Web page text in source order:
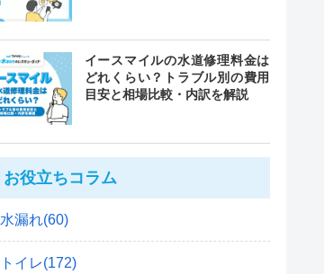
イースマイルの水道修理料金は
どれくらい？トラブル別の費用
目安と相場比較・内訳を解説
お役立ちコラム
水漏れ(60)
トイレ(172)